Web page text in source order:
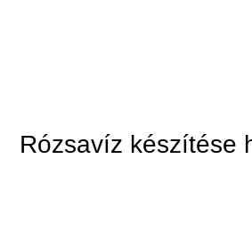
Rózsavíz készítése